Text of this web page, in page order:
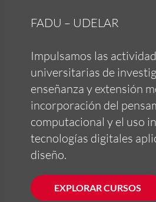
FADU – UDELAR
Impulsamos las
universitarias de
enseñanza y extensión
incorporación del
computacional y el uso
tecnologías digitales
diseño.
EXPLORAR CURSOS